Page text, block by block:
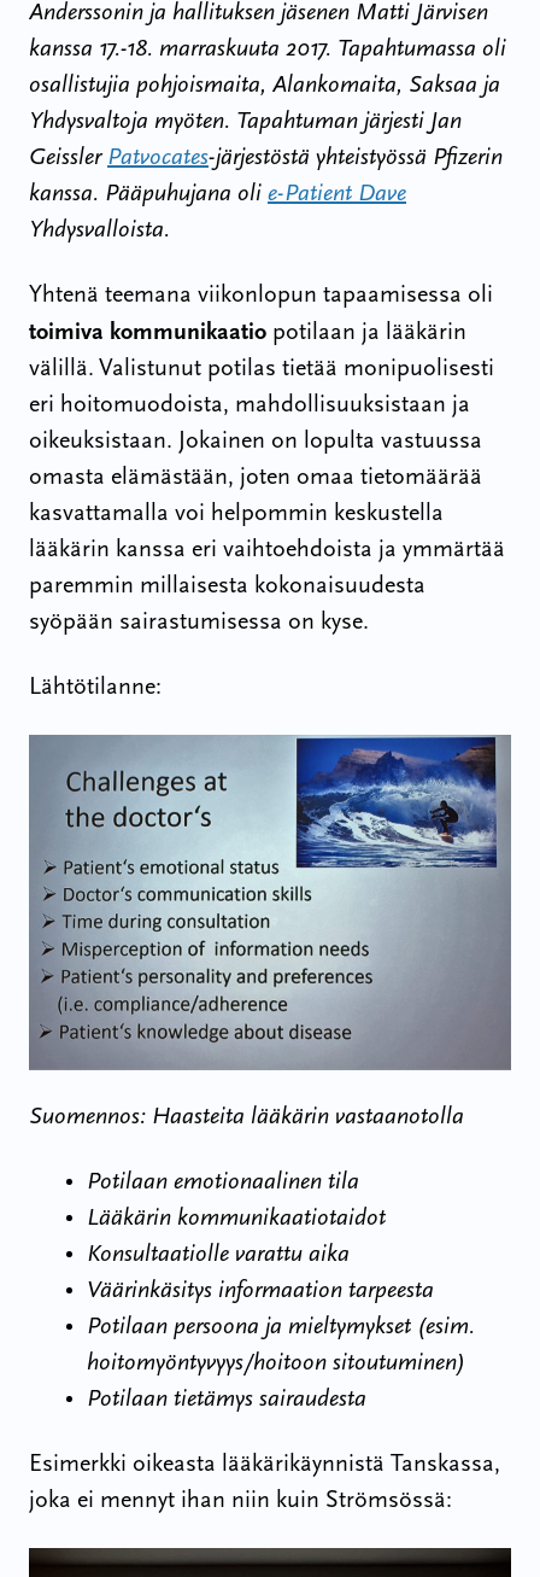
Anderssonin ja hallituksen jäsenen Matti Järvisen
kanssa 17.-18. marraskuuta 2017. Tapahtumassa oli
osallistujia pohjoismaita, Alankomaita, Saksaa ja
Yhdysvaltoja myöten. Tapahtuman järjesti Jan
Geissler Patvocates-järjestöstä yhteistyössä Pfizerin
kanssa. Pääpuhujana oli e-Patient Dave
Yhdysvalloista.
Yhtenä teemana viikonlopun tapaamisessa oli
toimiva kommunikaatio potilaan ja lääkärin
välillä. Valistunut potilas tietää monipuolisesti
eri hoitomuodoista, mahdollisuuksistaan ja
oikeuksistaan. Jokainen on lopulta vastuussa
omasta elämästään, joten omaa tietomäärää
kasvattamalla voi helpommin keskustella
lääkärin kanssa eri vaihtoehdoista ja ymmärtää
paremmin millaisesta kokonaisuudesta
syöpään sairastumisessa on kyse.
Lähtötilanne:
Suomennos: Haasteita lääkärin vastaanotolla
Potilaan emotionaalinen tila
Lääkärin kommunikaatiotaidot
Konsultaatiolle varattu aika
Väärinkäsitys informaation tarpeesta
Potilaan persoona ja mieltymykset (esim.
hoitomyöntyvyys/hoitoon sitoutuminen)
Potilaan tietämys sairaudesta
Esimerkki oikeasta lääkärikäynnistä Tanskassa,
joka ei mennyt ihan niin kuin Strömsössä: